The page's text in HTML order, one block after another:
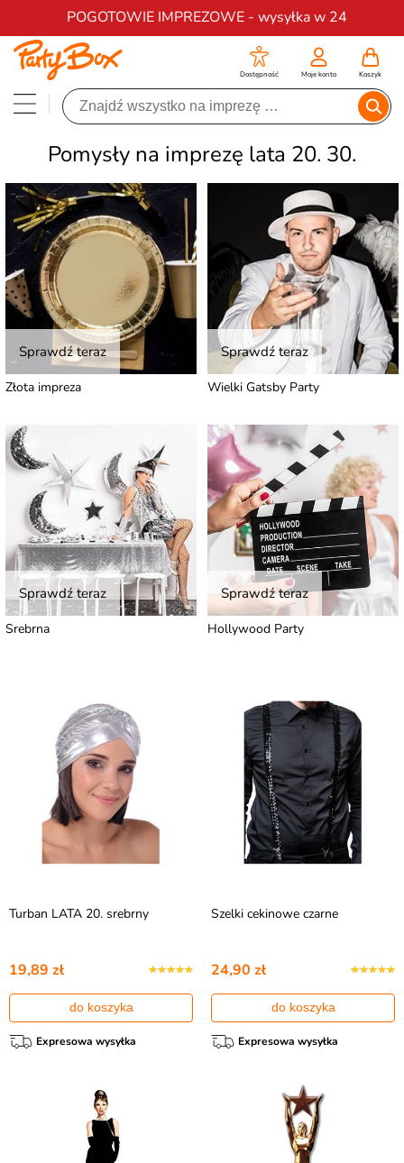
POGOTOWIE IMPREZOWE - wysyłka w 24
Darmowa dostawa na zamówienia od 200 zł
Dostępność Moje konto Koszyk
Pomysły na imprezę lata 20. 30.
Sprawdź teraz
Złota impreza
Sprawdź teraz
Wielki Gatsby Party
Sprawdź teraz
Srebrna
Sprawdź teraz
Hollywood Party
Turban LATA 20. srebrny
19,89 zł
do koszyka
Expresowa wysyłka
Szelki cekinowe czarne
24,90 zł
do koszyka
Expresowa wysyłka